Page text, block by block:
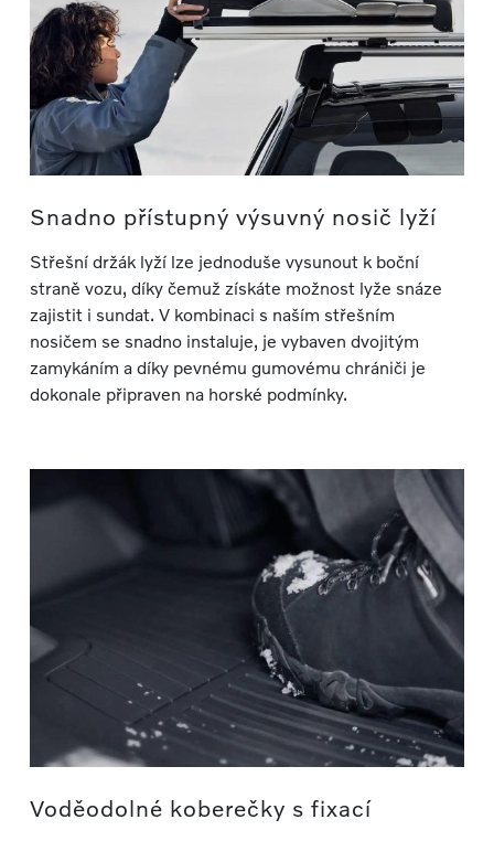
Snadno přístupný výsuvný nosič lyží
Střešní držák lyží lze jednoduše vysunout k boční
straně vozu, díky čemuž získáte možnost lyže snáze
zajistit i sundat. V kombinaci s naším střešním
nosičem se snadno instaluje, je vybaven dvojitým
zamykáním a díky pevnému gumovému chrániči je
dokonale připraven na horské podmínky.
Voděodolné koberečky s fixací